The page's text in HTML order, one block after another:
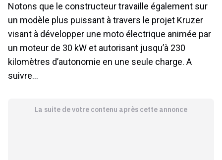
Notons que le constructeur travaille également sur
un modèle plus puissant à travers le projet Kruzer
visant à développer une moto électrique animée par
un moteur de 30 kW et autorisant jusqu’à 230
kilomètres d’autonomie en une seule charge. A
suivre…
La suite de votre contenu après cette annonce